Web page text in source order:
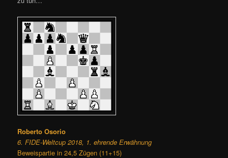
Roberto Osorio
6. FIDE-Weltcup 2018, 1. ehrende Erwähnung
Beweispartie in 24,5 Zügen (11+15)